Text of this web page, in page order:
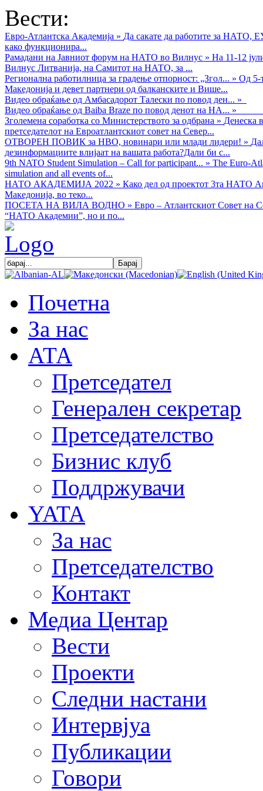
Вести:
Евро-Атлантска Академија » Да сакате да работите за НАТО,
како функционира...
Рамадани на Јавниот форум на НАТО во Вилнус » На 11-12
Вилнус Литванија, на Самитот на НАТО, за ...
Регионална работилница за градење отпорност: „Згол... » Од 5-
Македонија и девет партнери од балканските и Више...
Видео обраќањe од Амбасадорот Талески по повод ден... »
Видео обраќање од Baiba Braze по повод денот на НА... »
Зголемена соработка со Министерството за одбрана » Денеска
претседателот на Евроатлантскиот совет на Север...
ОТВОРЕН ПОВИК за НВО, новинари или млади лидери! »
дезинформациите влијаат на вашата работа?Дали би с...
9th NATO Student Simulation – Call for participant... » The Euro-
simulation and all events of...
НАТО АКАДЕМИЈА 2022 » Како дел од проектот 3та НАТО
Македонија, во теко...
ПОСЕТА НА ВИЛА ВОДНО » Евро – Атлантскиот Совет на
“НАТО Академии”, но и по...
Почетна
За нас
АТА
Претседател
Генерален секретар
Претседателство
Бизнис клуб
Поддржувачи
YATA
За нас
Претседателство
Контакт
Медиа Центар
Вести
Проекти
Следни настани
Интервјуа
Публикации
Говори